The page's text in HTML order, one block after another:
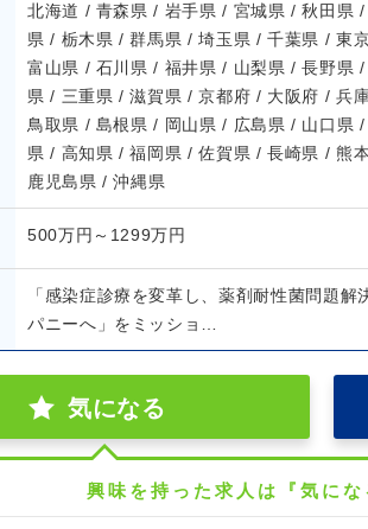
北海道 / 青森県 / 岩手県 / 宮城県 / 秋田県
県 / 栃木県 / 群馬県 / 埼玉県 / 千葉県 / 東
富山県 / 石川県 / 福井県 / 山梨県 / 長野県
県 / 三重県 / 滋賀県 / 京都府 / 大阪府 / 兵
鳥取県 / 島根県 / 岡山県 / 広島県 / 山口県
県 / 高知県 / 福岡県 / 佐賀県 / 長崎県 / 熊
鹿児島県 / 沖縄県
500万円～1299万円
「感染症診療を変革し、薬剤耐性菌問題解
パニーへ」をミッショ…
気になる
興味を持った求人は『気にな